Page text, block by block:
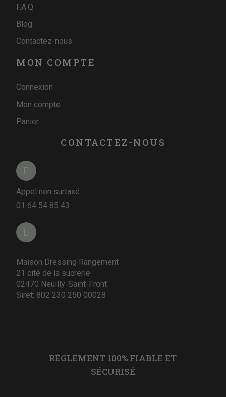
F.A.Q
Blog
Contactez-nous
MON COMPTE
Connexion
Mon compte
Panier
CONTACTEZ-NOUS
Appel non surtaxé
01 64 54 85 43
Maison Dressing Rangement
21 cité de la sucrerie
02470 Neuilly-Saint-Front
Siret: 802 230 250 00028
RÈGLEMENT 100% FIABLE ET
SÉCURISÉ